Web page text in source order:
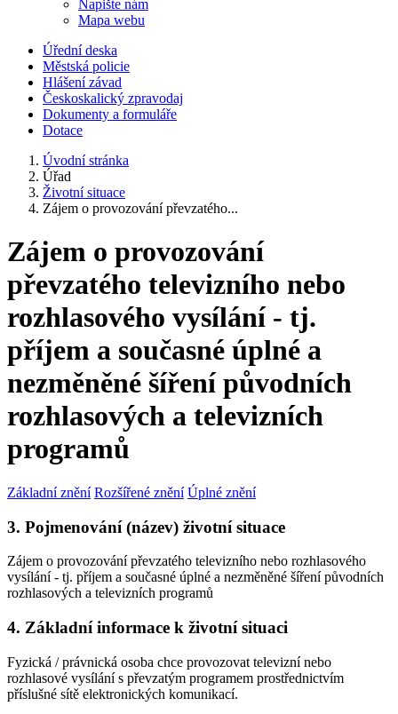
Napište nám
Mapa webu
Úřední deska
Městská policie
Hlášení závad
Českoskalický zpravodaj
Dokumenty a formuláře
Dotace
Úvodní stránka
Úřad
Životní situace
Zájem o provozování převzatého...
Zájem o provozování
převzatého televizního nebo
rozhlasového vysílání - tj.
příjem a současné úplné a
nezměněné šíření původních
rozhlasových a televizních
programů
Základní znění Rozšířené znění Úplné znění
3. Pojmenování (název) životní situace
Zájem o provozování převzatého televizního nebo rozhlasového
vysílání - tj. příjem a současné úplné a nezměněné šíření původních
rozhlasových a televizních programů
4. Základní informace k životní situaci
Fyzická / právnická osoba chce provozovat televizní nebo
rozhlasové vysílání s převzatým programem prostřednictvím
příslušné sítě elektronických komunikací.